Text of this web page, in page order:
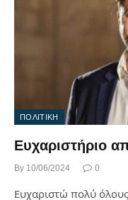
ΠΟΛΙΤΙΚΗ
Ευχαριστήριο
By 10/06/2024 0
Ευχαριστώ πολύ